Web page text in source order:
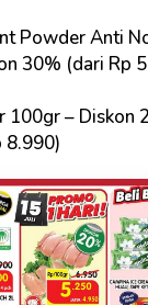
Powder Anti
30% (dari Rp
100gr – Diskon
8.990)